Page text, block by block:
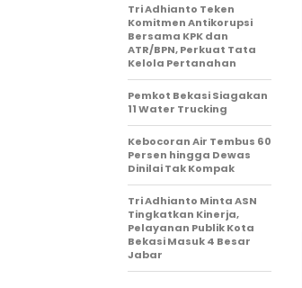
Tri Adhianto Teken
Komitmen Antikorupsi
Bersama KPK dan
ATR/BPN, Perkuat Tata
Kelola Pertanahan
Pemkot Bekasi Siagakan
11 Water Trucking
Kebocoran Air Tembus 60
Persen hingga Dewas
Dinilai Tak Kompak
Tri Adhianto Minta ASN
Tingkatkan Kinerja,
Pelayanan Publik Kota
Bekasi Masuk 4 Besar
Jabar